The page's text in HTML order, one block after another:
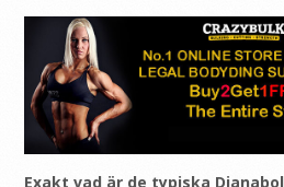
Exakt vad är de typiska